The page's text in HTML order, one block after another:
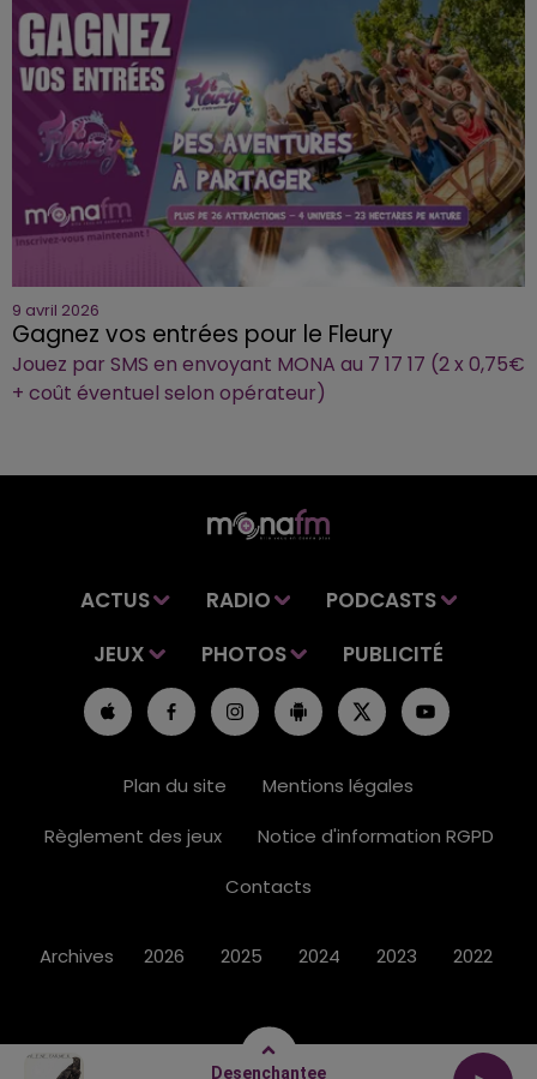
Desenchantee
9 avril 2026
Gagnez vos entrées pour le Fleury
Jouez par SMS en envoyant MONA au 7 17 17 (2 x 0,75€
+ coût éventuel selon opérateur)
ACTUS RADIO
PODCASTS
JEUX
PHOTOS PUBLICITÉ
Plan du site
Mentions légales
Règlement des jeux
Notice d'information RGPD
Contacts
Archives 2026 2025 2024 2023 2022